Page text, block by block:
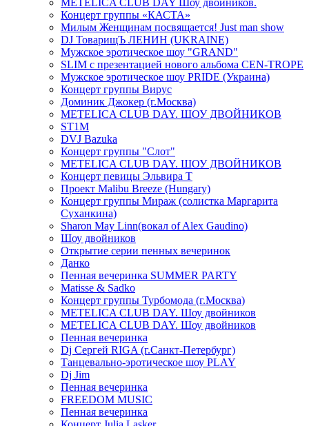
METELICA CLUB DAY Шоу двойников.
Концерт группы «КАСТА»
Милым Женщинам посвящается! Just man show
DJ ТоварищЪ ЛЕНИН (UKRAINE)
Мужское эротическое шоу "GRAND"
SLIM с презентацией нового альбома CEN-TROPE
Мужское эротическое шоу PRIDE (Украина)
Концерт группы Вирус
Доминик Джокер (г.Москва)
METELICA CLUB DAY. ШОУ ДВОЙНИКОВ
ST1M
DVJ Bazuka
Концерт группы "Слот"
METELICA CLUB DAY. ШОУ ДВОЙНИКОВ
Концерт певицы Эльвира Т
Проект Malibu Breeze (Hungary)
Концерт группы Мираж (солистка Маргарита
Суханкина)
Sharon May Linn(вокал of Alex Gaudino)
Шоу двойников
Открытие серии пенных вечеринок
Данко
Пенная вечеринка SUMMER PARTY
Matisse & Sadko
Концерт группы Турбомода (г.Москва)
METELICA CLUB DAY. Шоу двойников
METELICA CLUB DAY. Шоу двойников
Пенная вечеринка
Dj Сергей RIGA (г.Санкт-Петербург)
Танцевально-эротическое шоу PLAY
Dj Jim
Пенная вечеринка
FREEDOM MUSIC
Пенная вечеринка